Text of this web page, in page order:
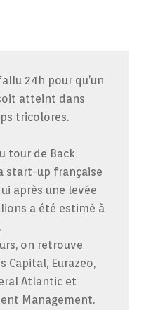
24h pour qu’un
atteint dans
tricolores.
tour de Back
start-up française
après une levée
a été estimé à
on retrouve
Capital, Eurazeo,
Atlantic et
Management.